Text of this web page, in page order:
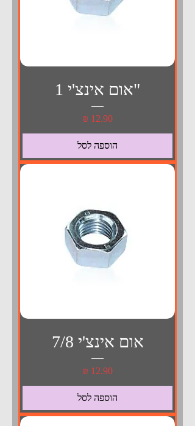
"אום אינצ'י 1
מחיר
הוספה לסל
אום אינצ'י 7/8
מחיר
הוספה לסל